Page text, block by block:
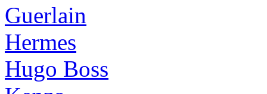
Guerlain
Hermes
Hugo Boss